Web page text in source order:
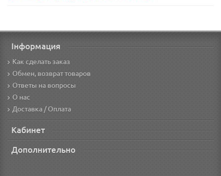
Інформация
Как сделать заказ
Обмен, возврат товаров
Ответы на вопросы
О нас
Доставка / Оплата
Кабинет
Дополнительно